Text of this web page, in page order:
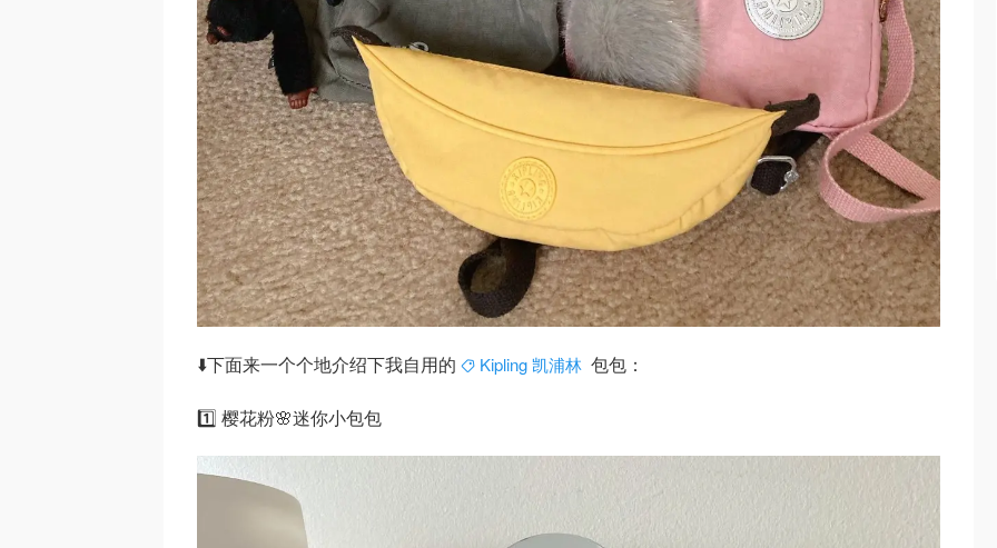
⬇️下面来一个个地介绍下我自用的 Kipling 凯浦林 包包：
1️⃣ 樱花粉🌸迷你小包包